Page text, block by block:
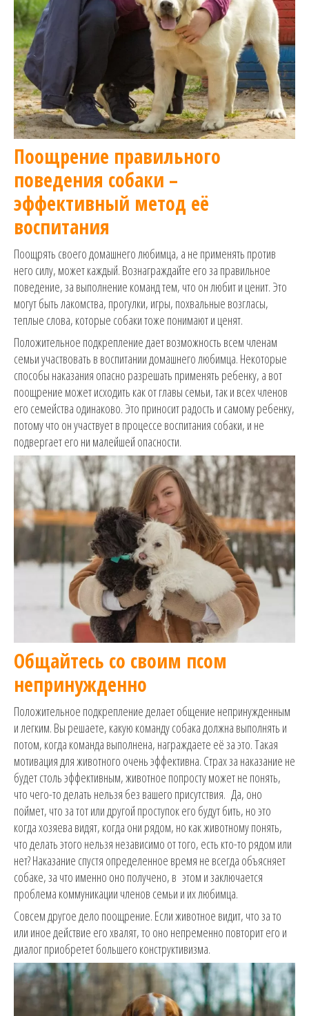
Поощрение правильного
поведения собаки –
эффективный метод её
воспитания
Поощрять своего домашнего любимца, а не применять против
него силу, может каждый. Вознаграждайте его за правильное
поведение, за выполнение команд тем, что он любит и ценит. Это
могут быть лакомства, прогулки, игры, похвальные возгласы,
теплые слова, которые собаки тоже понимают и ценят.
Положительное подкрепление дает возможность всем членам
семьи участвовать в воспитании домашнего любимца. Некоторые
способы наказания опасно разрешать применять ребенку, а вот
поощрение может исходить как от главы семьи, так и всех членов
его семейства одинаково. Это приносит радость и самому ребенку,
потому что он участвует в процессе воспитания собаки, и не
подвергает его ни малейшей опасности.
Общайтесь со своим псом
непринужденно
Положительное подкрепление делает общение непринужденным
и легким. Вы решаете, какую команду собака должна выполнять и
потом, когда команда выполнена, награждаете её за это. Такая
мотивация для животного очень эффективна. Страх за наказание не
будет столь эффективным, животное попросту может не понять,
что чего-то делать нельзя без вашего присутствия. Да, оно
поймет, что за тот или другой проступок его будут бить, но это
когда хозяева видят, когда они рядом, но как животному понять,
что делать этого нельзя независимо от того, есть кто-то рядом или
нет? Наказание спустя определенное время не всегда объясняет
собаке, за что именно оно получено, в этом и заключается
проблема коммуникации членов семьи и их любимца.
Совсем другое дело поощрение. Если животное видит, что за то
или иное действие его хвалят, то оно непременно повторит его и
диалог приобретет большего конструктивизма.